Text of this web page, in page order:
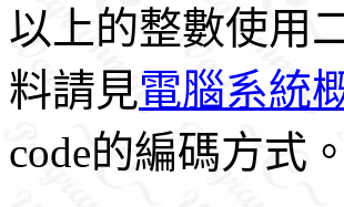
以上的整數使用
料請見電腦系統
code的編碼方式。